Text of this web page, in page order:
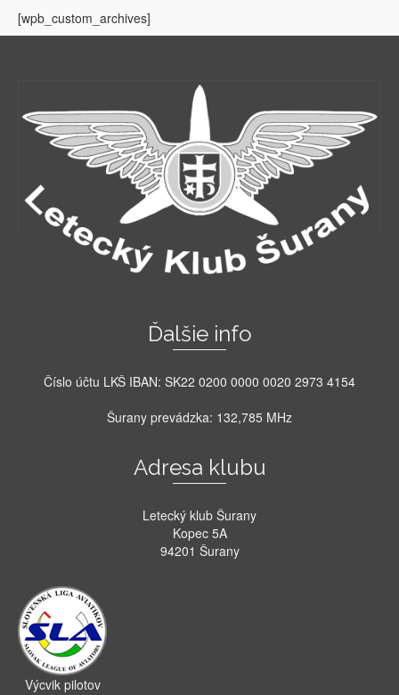
[wpb_custom_archives]
Ďalšie info
Číslo účtu LKŠ IBAN: SK22 0200 0000 0020 2973 4154
Šurany prevádzka: 132,785 MHz
Adresa klubu
Letecký klub Šurany
Kopec 5A
94201 Šurany
Výcvik pilotov